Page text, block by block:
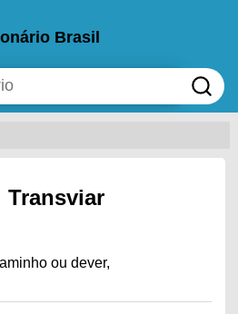
Brasil
ou dever,